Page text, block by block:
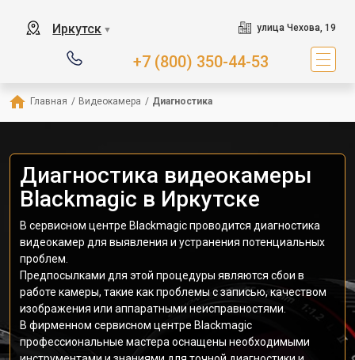
Иркутск ▼ улица Чехова, 19
+7 (800) 350-44-53
Главная / Видеокамера / Диагностика
Диагностика видеокамеры
Blackmagic в Иркутске
В сервисном центре Blackmagic проводится диагностика
видеокамер для выявления и устранения потенциальных
проблем.
Предпосылками для этой процедуры являются сбои в
работе камеры, такие как проблемы с записью, качеством
изображения или аппаратными неисправностями.
В фирменном сервисном центре Blackmagic
профессиональные мастера оснащены необходимыми